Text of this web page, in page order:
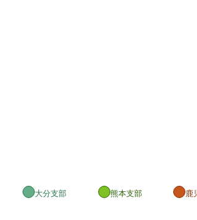
大分支部 熊本支部 鹿